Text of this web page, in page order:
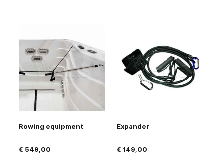
Rowing equipment
€ 549,00
Expander
€ 149,00